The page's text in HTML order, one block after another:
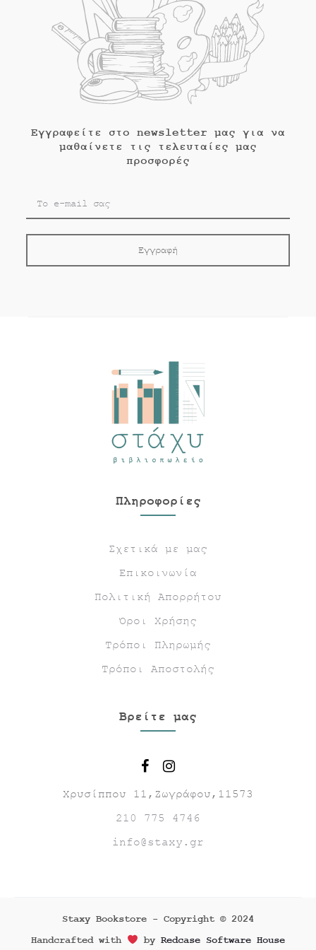
Εγγραφείτε στο newsletter μας για να
μαθαίνετε τις τελευταίες μας
προσφορές
Πληροφορίες
Σχετικά με μας
Επικοινωνία
Πολιτική Απορρήτου
Όροι Χρήσης
Τρόποι Πληρωμής
Τρόποι Αποστολής
Βρείτε μας
Χρυσίππου 11,Ζωγράφου,11573
210 775 4746
info@staxy.gr
Staxy Bookstore - Copyright © 2024
Handcrafted with
by Redcase Software House